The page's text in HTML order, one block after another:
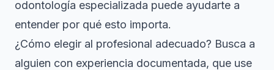
odontología especializada puede ayudarte a
entender por qué esto importa.
¿Cómo elegir al profesional adecuado? Busca a
alguien con experiencia documentada, que use